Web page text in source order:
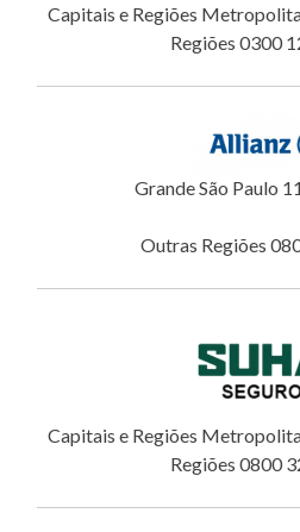
Capitais e Regiões
Regiões 0300
Grande São Paulo
Outras Regiões
Capitais e Regiões
Regiões 0800